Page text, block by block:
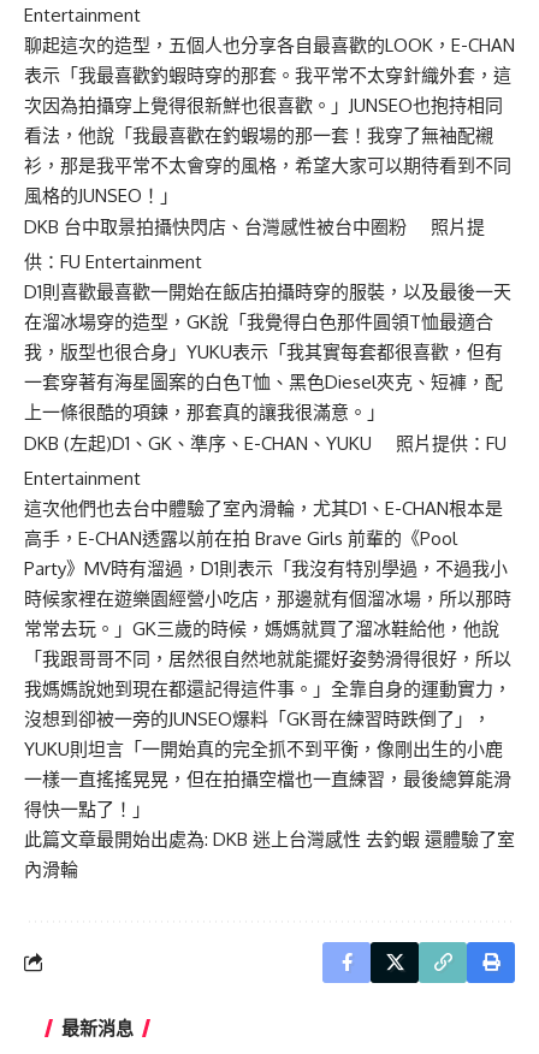
Entertainment
聊起這次的造型，五個人也分享各自最喜歡的LOOK，E-CHAN
表示「我最喜歡釣蝦時穿的那套。我平常不太穿針織外套，這
次因為拍攝穿上覺得很新鮮也很喜歡。」JUNSEO也抱持相同
看法，他說「我最喜歡在釣蝦場的那一套！我穿了無袖配襯
衫，那是我平常不太會穿的風格，希望大家可以期待看到不同
風格的JUNSEO！」
DKB 台中取景拍攝快閃店、台灣感性被台中圈粉 照片提
供：FU Entertainment
D1則喜歡最喜歡一開始在飯店拍攝時穿的服裝，以及最後一天
在溜冰場穿的造型，GK說「我覺得白色那件圓領T恤最適合
我，版型也很合身」YUKU表示「我其實每套都很喜歡，但有
一套穿著有海星圖案的白色T恤、黑色Diesel夾克、短褲，配
上一條很酷的項鍊，那套真的讓我很滿意。」
DKB (左起)D1、GK、準序、E-CHAN、YUKU 照片提供：FU
Entertainment
這次他們也去台中體驗了室內滑輪，尤其D1、E-CHAN根本是
高手，E-CHAN透露以前在拍 Brave Girls 前輩的《Pool
Party》MV時有溜過，D1則表示「我沒有特別學過，不過我小
時候家裡在遊樂園經營小吃店，那邊就有個溜冰場，所以那時
常常去玩。」GK三歲的時候，媽媽就買了溜冰鞋給他，他說
「我跟哥哥不同，居然很自然地就能擺好姿勢滑得很好，所以
我媽媽說她到現在都還記得這件事。」全靠自身的運動實力，
沒想到卻被一旁的JUNSEO爆料「GK哥在練習時跌倒了」，
YUKU則坦言「一開始真的完全抓不到平衡，像剛出生的小鹿
一樣一直搖搖晃晃，但在拍攝空檔也一直練習，最後總算能滑
得快一點了！」
此篇文章最開始出處為: DKB 迷上台灣感性 去釣蝦 還體驗了室
內滑輪
最新消息